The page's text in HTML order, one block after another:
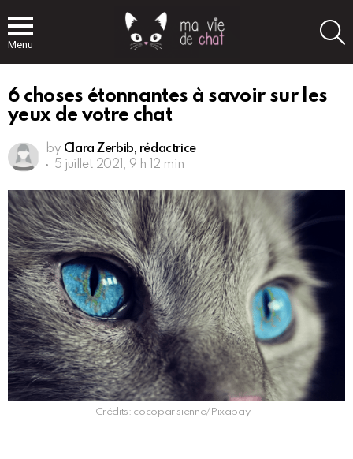
Menu
6 choses étonnantes à savoir sur les
yeux de votre chat
by Clara Zerbib, rédactrice
5 juillet 2021, 9 h 12 min
Crédits: cocoparisienne/Pixabay